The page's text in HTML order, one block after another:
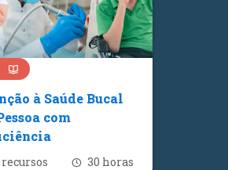
à Saúde Bucal
com
recursosQuantidade de recursos
30 horas